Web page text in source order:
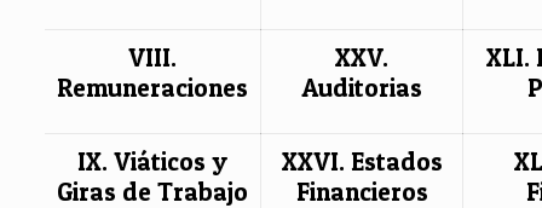
VIII.
Remuneraciones
XXV.
Auditorias
XLI.
IX. Viáticos y
Giras de Trabajo
XXVI. Estados
Financieros